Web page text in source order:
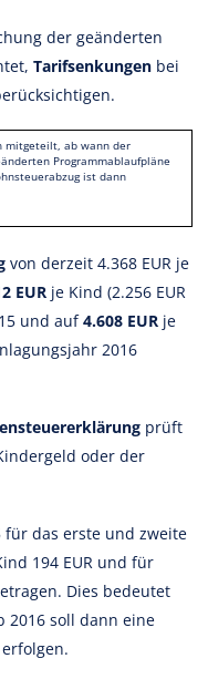
der geänderten
Tarifsenkungen bei
mitgeteilt, ab wann der
Programmablaufpläne
ist dann
von derzeit 4.368 EUR je
EUR je Kind (2.256 EUR
und auf4.608 EUR je
2016
prüft
oder der
für das erste und zweite
194 EUR und für
Dies bedeutet
2016 soll dann eine
erfolgen.